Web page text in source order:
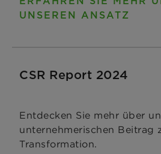
UNSEREN ANSATZ
CSR Report 2024
Entdecken Sie mehr über
unternehmerischen Beitrag
Transformation.